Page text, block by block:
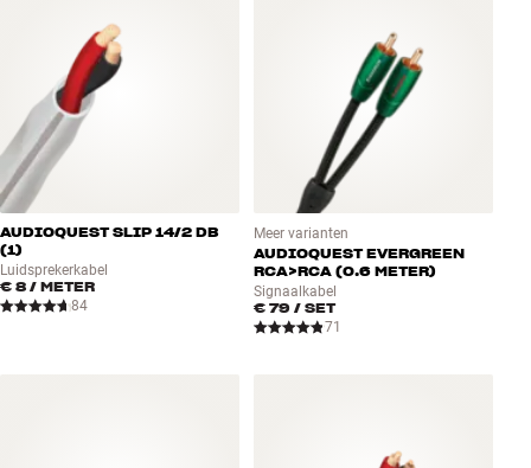
AUDIOQUEST SLIP 14/2 DB
(1)
Luidsprekerkabel
€ 8 / METER
84
Meer varianten
AUDIOQUEST EVERGREEN
RCA>RCA (0.6 METER)
Signaalkabel
€ 79 / SET
71